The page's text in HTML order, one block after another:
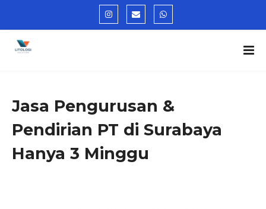
Jasa Pengurusan &
Pendirian PT di Surabaya
Hanya 3 Minggu